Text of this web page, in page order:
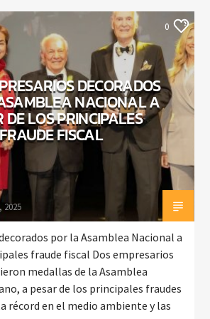
0
DECORADOS
NACIONAL A
DE LOS PRINCIPALES
FISCAL
2025
por la Asamblea Nacional a
fraude fiscal Dos empresarios
medallas de la Asamblea
a pesar de los principales fraudes
récord en el medio ambiente y las